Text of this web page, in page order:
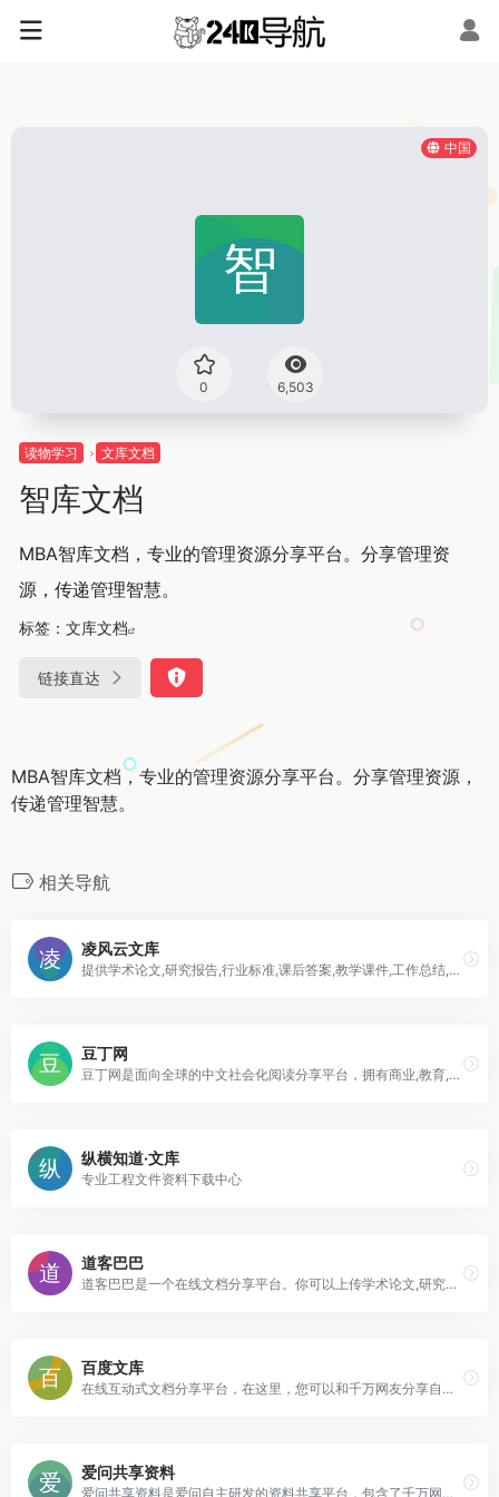
中国
0 6,503
读物学习 文库文档
智库文档
MBA智库文档，专业的管理资源分享平台。分享管理资
源，传递管理智慧。
标签： 文库文档
链接直达
MBA智库文档，专业的管理资源分享平台。分享管理资源，
传递管理智慧。
相关导航
凌风云文库
提供学术论文,研究报告,行业标准,课后答案,教学课件,工作总结,作文等电子文档.学习教育资源在线分享，千万份专业资料免费下载
豆丁网
豆丁网是面向全球的中文社会化阅读分享平台，拥有商业,教育,研究报告,行业资料,学术论文,认证考试,星座,心理学等数亿实用文档和书刊杂志。
纵横知道·文库
专业工程文件资料下载中心
道客巴巴
道客巴巴是一个在线文档分享平台。你可以上传学术论文,研究报告,行业标准,课后答案,教学课件,工作总结,作文等电子文档，可以自由交换文档，还可以分享最新的行业资讯。
百度文库
在线互动式文档分享平台，在这里，您可以和千万网友分享自己手中的文档，全文阅读其他用户的文档，同时，也可以利用分享文档获取的积分下载文档
爱问共享资料
爱问共享资料是爱问自主研发的资料共享平台，包含了千万网友上传的多种格式的文档，同时也提供海量资料的免费下载，内容涉及教育资源、专业资料、IT资料、娱乐生活、经济管理、办公文书、游戏资料等。